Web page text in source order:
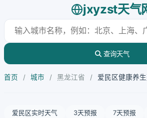
jxyzst天气
查询天气
首页 / 城市 / 黑龙江省 / 爱民区健康养
爱民区实时天气 3天预报 7天预报